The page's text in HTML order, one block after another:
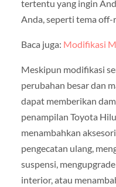
tertentu yang ingin
Anda, seperti tema off-
Baca juga: Modifikasi
Meskipun modifikasi
perubahan besar dan
dapat memberikan
penampilan Toyota
menambahkan
pengecatan ulang,
suspensi,
interior, atau